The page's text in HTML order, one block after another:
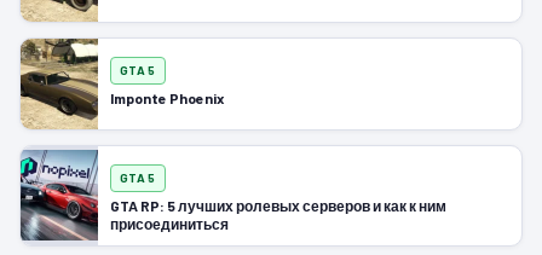
GTA 5
Imponte Phoenix
GTA 5
GTA RP: 5 лучших ролевых серверов и как к ним
присоединиться